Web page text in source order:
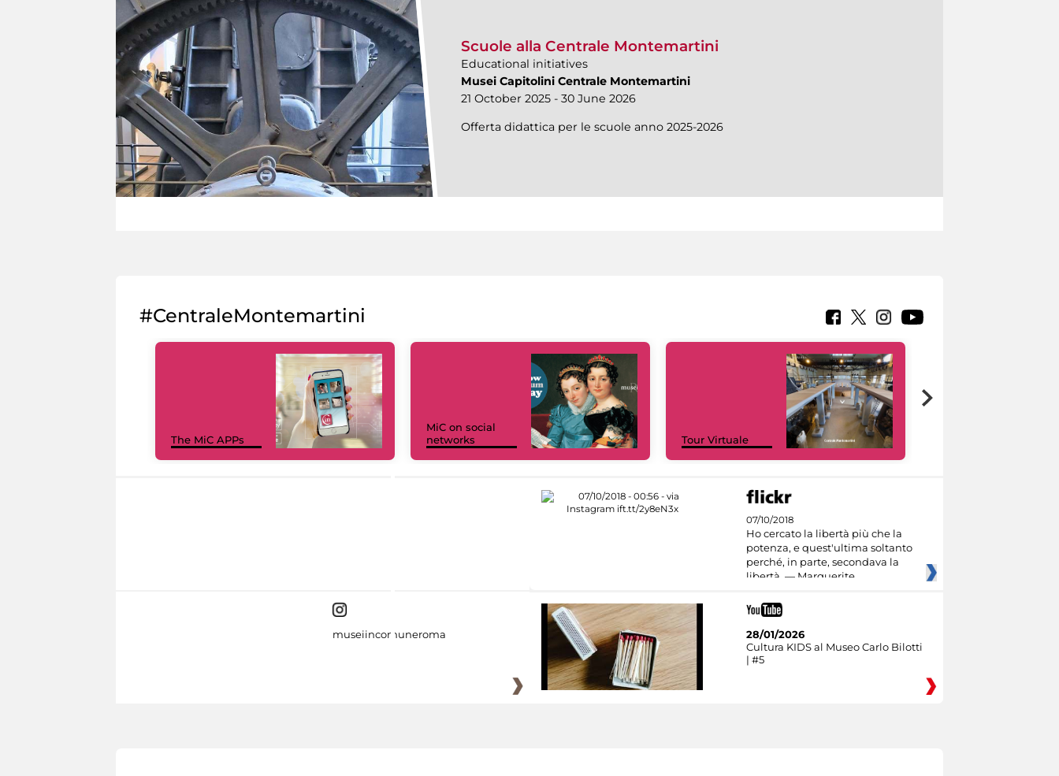
Scuole alla Centrale Montemartini
Educational initiatives
Musei Capitolini Centrale Montemartini
21 October 2025 - 30 June 2026
Offerta didattica per le scuole anno 2025-2026
#CentraleMontemartini
The MiC APPs
MiC on social
networks
Tour Virtuale
07/10/2018
Ho cercato la libertà più che la
potenza, e quest'ultima soltanto
perché, in parte, secondava la
libertà. — Marguerite
museiincomuneroma
28/01/2026
Cultura KIDS al Museo Carlo Bilotti
| #5